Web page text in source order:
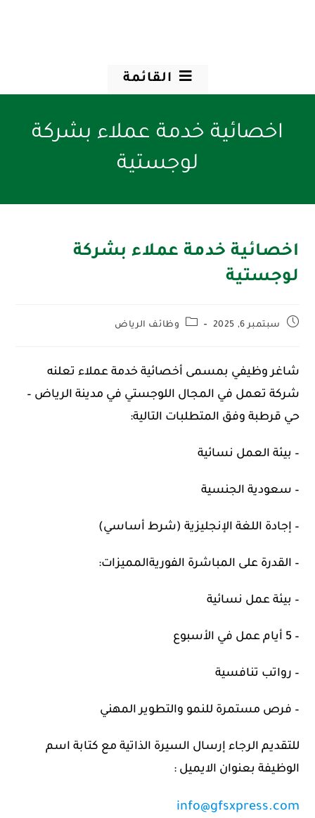
القائمة
اخصائية خدمة عملاء بشركة
لوجستية
اخصائية خدمة عملاء بشركة
لوجستية
سبتمبر 6, 2025 وظائف الرياض
شاغر وظيفي بمسمى أخصائية خدمة عملاء تعلنه
شركة تعمل في المجال اللوجستي في مدينة الرياض –
حي قرطبة وفق المتطلبات التالية:
– بيئة العمل نسائية
– سعودية الجنسية
– إجادة اللغة الإنجليزية (شرط أساسي)
– القدرة على المباشرة الفوريةالمميزات:
– بيئة عمل نسائية
– 5 أيام عمل في الأسبوع
– رواتب تنافسية
– فرص مستمرة للنمو والتطوير المهني
للتقديم الرجاء إرسال السيرة الذاتية مع كتابة اسم
الوظيفة بعنوان الايميل :
info@gfsxpress.com